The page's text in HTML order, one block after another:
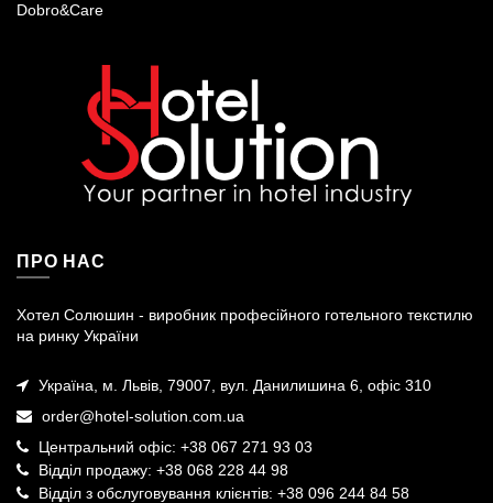
Dobro&Care
ПРО НАС
Хотел Солюшин - виробник професійного готельного текстилю
на ринку України
Україна, м. Львів, 79007, вул. Данилишина 6, офіс 310
order@hotel-solution.com.ua
Центральний офіс: +38 067 271 93 03
Відділ продажу: +38 068 228 44 98
Відділ з обслуговування клієнтів: +38 096 244 84 58